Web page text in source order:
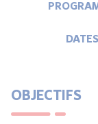
DATES
OBJECTIFS